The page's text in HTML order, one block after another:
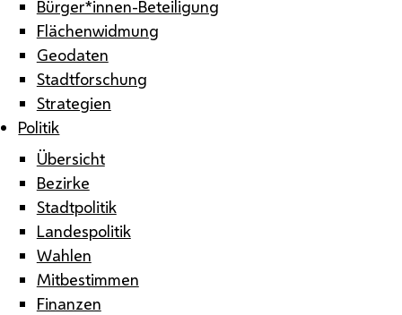
Bürger*innen-Beteiligung
Flächenwidmung
Geodaten
Stadtforschung
Strategien
Politik
Übersicht
Bezirke
Stadtpolitik
Landespolitik
Wahlen
Mitbestimmen
Finanzen